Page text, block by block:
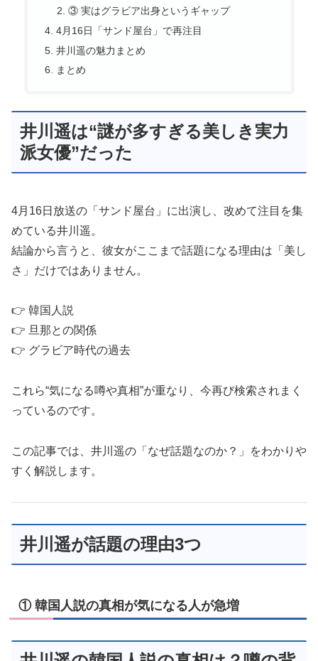
③ 実はグラビア出身というギャップ
4月16日「サンド屋台」で再注目
井川遥の魅力まとめ
まとめ
井川遥は“謎が多すぎる美しき実力
派女優”だった
4月16日放送の「サンド屋台」に出演し、改めて注目を集
めている井川遥。
結論から言うと、彼女がここまで話題になる理由は「美し
さ」だけではありません。
👉 韓国人説
👉 旦那との関係
👉 グラビア時代の過去
これら“気になる噂や真相”が重なり、今再び検索されまく
っているのです。
この記事では、井川遥の「なぜ話題なのか？」をわかりや
すく解説します。
井川遥が話題の理由3つ
① 韓国人説の真相が気になる人が急増